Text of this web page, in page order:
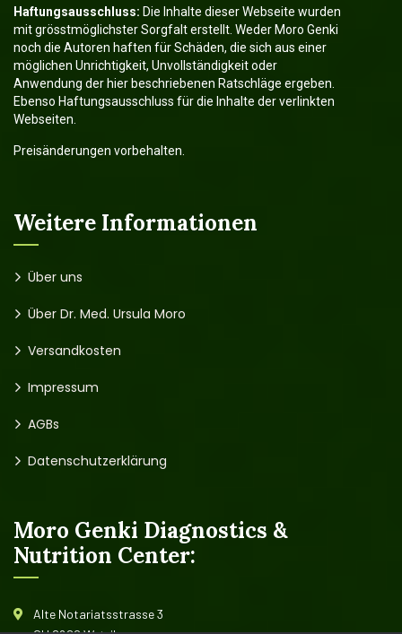
Haftungsausschluss: Die Inhalte dieser Webseite wurden
mit grösstmöglichster Sorgfalt erstellt. Weder Moro Genki
noch die Autoren haften für Schäden, die sich aus einer
möglichen Unrichtigkeit, Unvollständigkeit oder
Anwendung der hier beschriebenen Ratschläge ergeben.
Ebenso Haftungsausschluss für die Inhalte der verlinkten
Webseiten.
Preisänderungen vorbehalten.
Weitere Informationen
Über uns
Über Dr. Med. Ursula Moro
Versandkosten
Impressum
AGBs
Datenschutzerklärung
Moro Genki Diagnostics &
Nutrition Center:
Alte Notariatsstrasse 3